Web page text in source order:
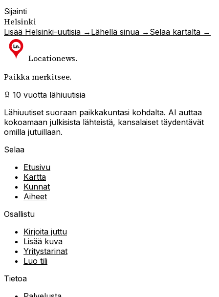
Sijainti
Helsinki
Lisää Helsinki-uutisia → Lähellä sinua → Selaa kartalta →
Locationews.
Paikka merkitsee.
10 vuotta lähiuutisia
Lähiuutiset suoraan paikkakuntasi kohdalta. AI auttaa
kokoamaan julkisista lähteistä, kansalaiset täydentävät
omilla jutuillaan.
Selaa
Etusivu
Kartta
Kunnat
Aiheet
Osallistu
Kirjoita juttu
Lisää kuva
Yritystarinat
Luo tili
Tietoa